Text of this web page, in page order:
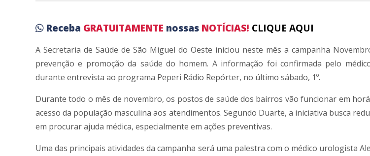
Receba GRATUITAMENTE nossas NOTÍCIAS! CLIQUE AQUI
A Secretaria de Saúde de São Miguel do Oeste iniciou neste mês a campanha
prevenção e promoção da saúde do homem. A informação foi confirmada pelo
durante entrevista ao programa Peperi Rádio Repórter, no último sábado, 1º.
Durante todo o mês de novembro, os postos de saúde dos bairros vão funcionar em
acesso da população masculina aos atendimentos. Segundo Duarte, a iniciativa busca
em procurar ajuda médica, especialmente em ações preventivas.
Uma das principais atividades da campanha será uma palestra com o médico urologista